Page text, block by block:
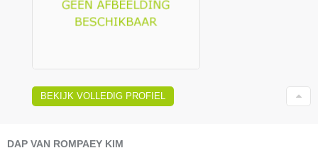
BEKIJK VOLLEDIG PROFIEL
DAP VAN ROMPAEY KIM